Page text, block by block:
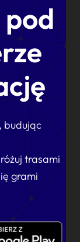
budując
trasami
grami